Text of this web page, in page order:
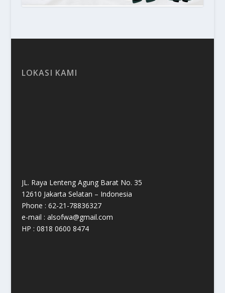
LOKASI KAMI
JL. Raya Lenteng Agung Barat No. 35
12610 Jakarta Selatan – Indonesia
Phone : 62-21-78836327
e-mail : alsofwa@gmail.com
HP : 0818 0600 8474